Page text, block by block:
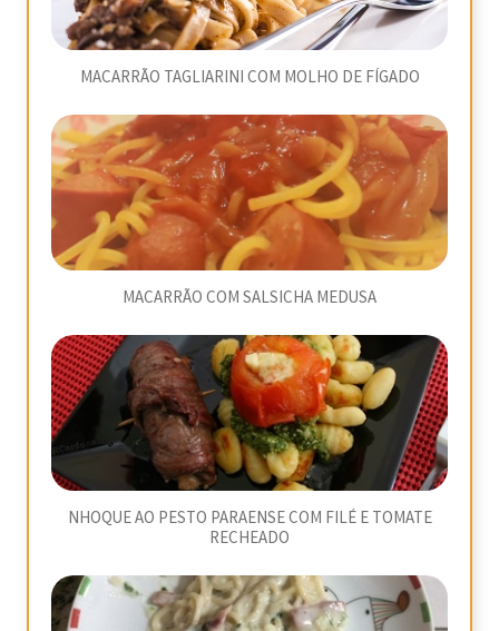
MACARRÃO TAGLIARINI COM MOLHO DE FÍGADO
MACARRÃO COM SALSICHA MEDUSA
NHOQUE AO PESTO PARAENSE COM FILÉ E TOMATE
RECHEADO